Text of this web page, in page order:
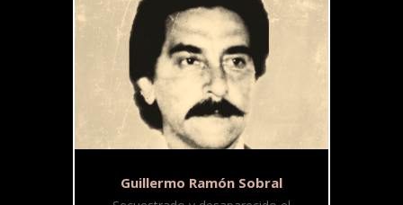
Guillermo Ramón Sobral